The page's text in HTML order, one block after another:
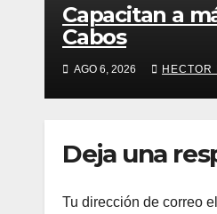
Capacitan a
Cabos
AGO 6, 2026 HECTOR
Deja una
Tu dirección de correo